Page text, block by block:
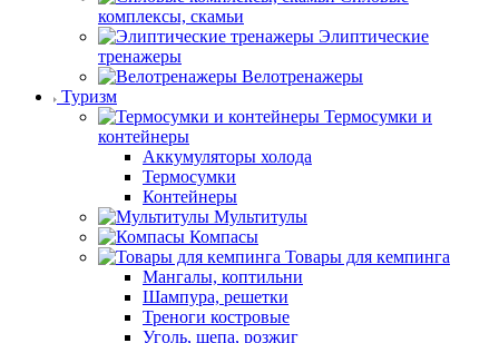
комплексы, скамьи
Элиптические
тренажеры
Велотренажеры
Туризм
Термосумки и
контейнеры
Аккумуляторы холода
Термосумки
Контейнеры
Мультитулы
Компасы
Товары для кемпинга
Мангалы, коптильни
Шампура, решетки
Треноги костровые
Уголь, щепа, розжиг